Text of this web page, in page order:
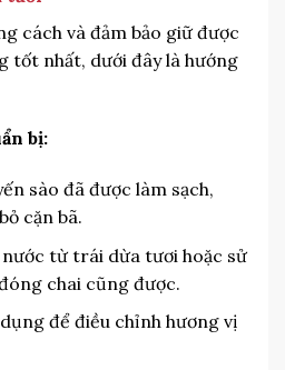
cách và đảm bảo giữ được
tốt nhất, dưới đây là hướng
bị:
sào đã được làm sạch,
cặn bã.
từ trái dừa tươi hoặc sử
chai cũng được.
để điều chỉnh hương vị